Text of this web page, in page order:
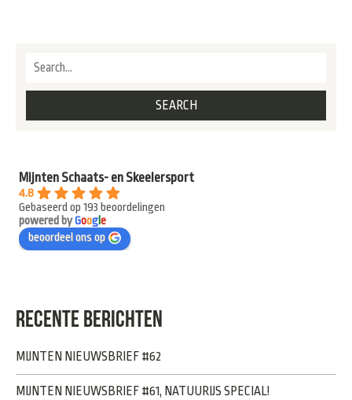
Mijnten Schaats- en Skeelersport
4.8
Gebaseerd op 193 beoordelingen
powered byGooge
beoordeel ons op
RECENTE BERICHTEN
MIJNTEN NIEUWSBRIEF #62
MIJNTEN NIEUWSBRIEF #61, NATUURIJS SPECIAL!